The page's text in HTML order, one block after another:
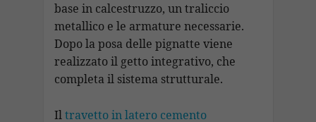
base in calcestruzzo, un traliccio
metallico e le armature necessarie.
Dopo la posa delle pignatte viene
realizzato il getto integrativo, che
completa il sistema strutturale.
Iltravetto in latero cemento